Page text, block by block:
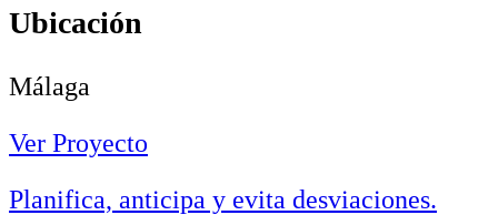
Ubicación
Málaga
Ver Proyecto
Planifica, anticipa y evita desviaciones.